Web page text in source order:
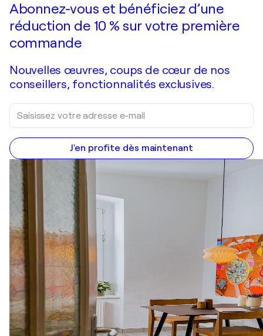
Je passe commande
Abonnez-vous et bénéficiez d’une
réduction de 10 % sur votre première
commande
Nouvelles œuvres, coups de cœur de nos
conseillers, fonctionnalités exclusives.
J'en profite dès maintenant